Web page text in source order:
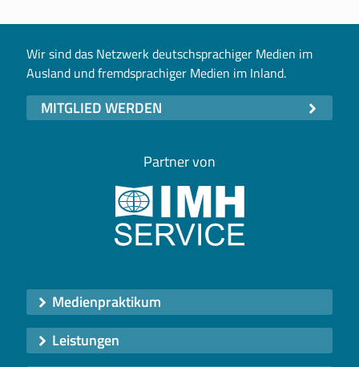
Wir sind das Netzwerk deutschsprachiger Medien im
Ausland und fremdsprachiger Medien im Inland.
MITGLIED WERDEN
Partner von
Medienpraktikum
Leistungen